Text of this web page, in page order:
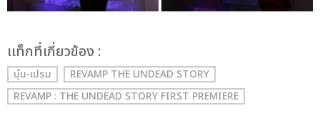
เเท็กที่เกี่ยวข้อง :
บุ๋น-เปรม
REVAMP THE UNDEAD STORY
REVAMP : THE UNDEAD STORY FIRST PREMIERE